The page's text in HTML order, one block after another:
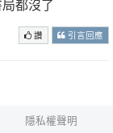
都沒了
讚 引言回應
隱私權聲明